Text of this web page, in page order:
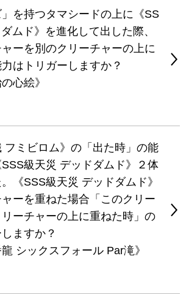
」を持つタマシードの上に《SS
ムド》を進化して出した際、
ャーを別のクリーチャーの上に
はトリガーしますか？
心絵》
フミビロム》の「出た時」の能
級天災 デッドダムド》２体
《SSS級天災 デッドダムド》
ーを重ねた場合「このクリー
ーチャーの上に重ねた時」の
ますか？
シックスフォール Par滝》